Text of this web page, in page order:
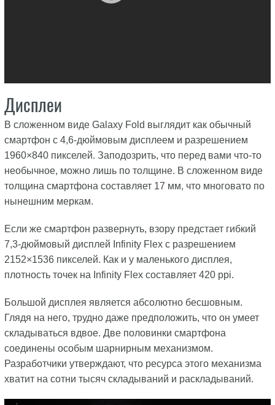
Дисплеи
В сложенном виде Galaxy Fold выглядит как обычный
смартфон с 4,6-дюймовым дисплеем и разрешением
1960×840 пикселей. Заподозрить, что перед вами что-то
необычное, можно лишь по толщине. В сложенном виде
толщина смартфона составляет 17 мм, что многовато по
нынешним меркам.
Если же смартфон развернуть, взору предстает гибкий
7,3-дюймовый дисплей Infinity Flex с разрешением
2152×1536 пикселей. Как и у маленького дисплея,
плотность точек на Infinity Flex составляет 420 ppi.
Большой дисплея является абсолютно бесшовным.
Глядя на него, трудно даже предположить, что он умеет
складываться вдвое. Две половинки смартфона
соединены особым шарнирным механизмом.
Разработчики утверждают, что ресурса этого механизма
хватит на сотни тысяч складываний и раскладываний.